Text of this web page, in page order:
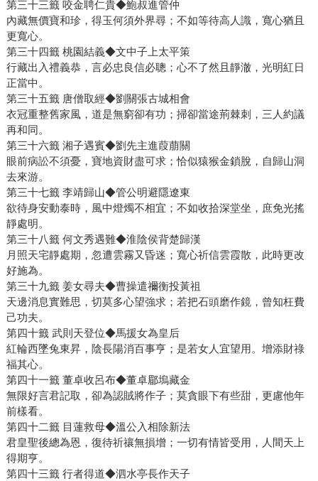
第三十三籤 咬金聘仁貴◆鮑叔進管仲
內藏無價寶和珍，得玉何須外界尋；不如等待高人識，寬心猶且
更寬心。
第三十四籤 桃園結義◆文中子上太平策
行藏出入禮義恭，言必忠良信必聰；心不了然且靜澈，光明紅日
正當中。
第三十五籤 唐僧取經◆劉關張古城相會
衣冠重整舊家風，道是無窮卻有功；掃卻當途荊棘刺，三人約議
再和同。
第三十六籤 湘子遇賓◆劉先主進葭萠關
眼前病訟不須憂，寶地資財盡可求；恰似猿猴金鎖脫，自歸山洞
去來游。
第三十七籤 李靖歸山◆管公明避隱遼東
欲待身安動泰時，風中燈燭不相宜；不如收拾深堂坐，庶免光搖
靜處明。
第三十八籤 何文秀遇難◆淮陰侯背楚歸漢
月照天宅靜處期，忽遭雲霧又昏迷；寬心祈信雲霞散，此時更改
好施為。
第三十九籤 姜女尋夫◆曹操遣禰衡投黃祖
天邊消息實難思，切莫多心望強求；若把石頭磨作鏡，曾知枉費
己功夫。
第四十籤 武則天登位◆馬援女為皇后
紅輪西墜兔東昇，陰長陽消百事亨；是若女人宜望用。增添財祿
福其心。
第四十一籤 董卓收呂布◆董卓郿塢藏金
無限好言君記取，卻為認賊將作子；莫貪眼下有些甜，更慮他年
前樣看。
第四十二籤 目蓮救母◆溫公入相除新法
君皇聖後總為恩，復待祈禳無損增；一切有情皆受用，人間天上
得期亨。
第四十三籤 行者得道◆泗水亭長作天子